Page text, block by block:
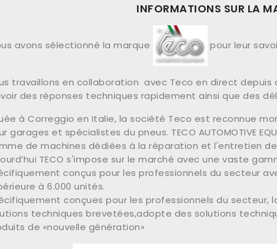
INFORMATIONS SUR LA
avons sélectionné la marque pour leur
travaillons en collaboration avec Teco en direct
des réponses techniques rapidement ainsi que des
à Correggio en Italie, la société Teco est reconnue
garages et spécialistes du pneus. TECO AUTOMOTIVE
de machines dédiées à la réparation et l'entretien
TECO s'impose sur le marché avec une vaste
conçus pour les professionnels du secteur
à 6.000 unités.
conçues pour les professionnels du secteur,
techniques brevetées,adopte des solutions
de «nouvelle génération»